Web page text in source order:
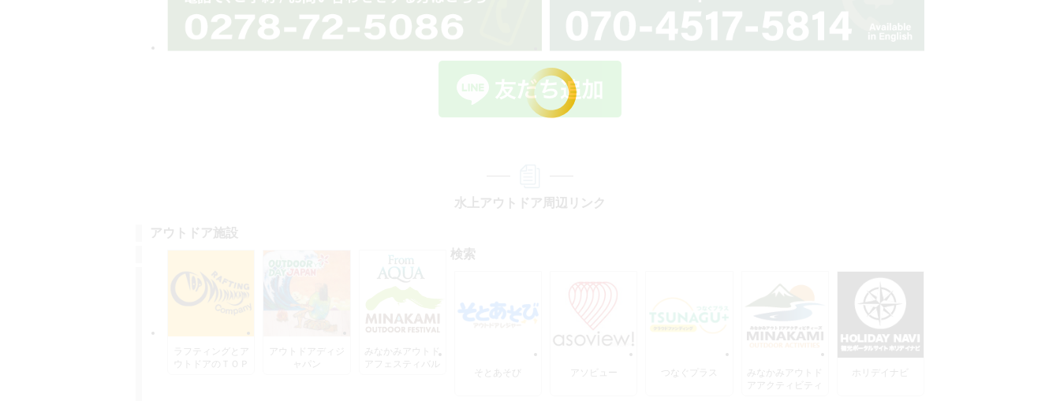
水上アウトドア周辺リンク
アウトドア施設
ラフティングとア
ウトドアのＴＯＰ
アウトドアディジ
みなかみアウトド
アフェスティバル
検索
そとあそび アソビュー つなぐプラス
みなかみアウトド
アアクティビティ
ホリデイナビ